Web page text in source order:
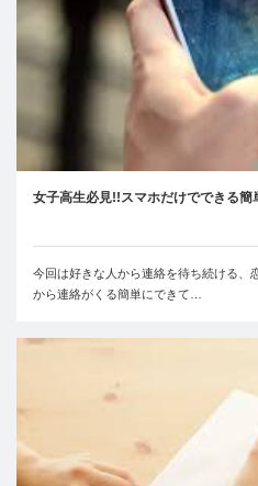
女子高生必見!!スマホだけでできる簡
今回は好きな人から連絡を待ち続ける、
から連絡がくる簡単にできて…